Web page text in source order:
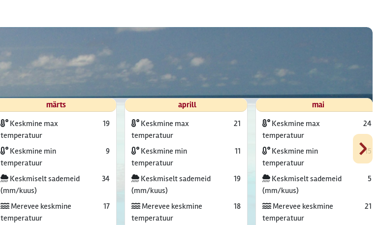
›
märts
Keskmine max
temperatuur
19
Keskmine min
temperatuur
9
Keskmiselt sademeid
(mm/kuus)
34
Merevee keskmine
temperatuur
17
aprill
Keskmine max
temperatuur
21
Keskmine min
temperatuur
11
Keskmiselt sademeid
(mm/kuus)
19
Merevee keskmine
temperatuur
18
mai
Keskmine max
temperatuur
24
Keskmine min
temperatuur
15
Keskmiselt sademeid
(mm/kuus)
5
Merevee keskmine
temperatuur
21